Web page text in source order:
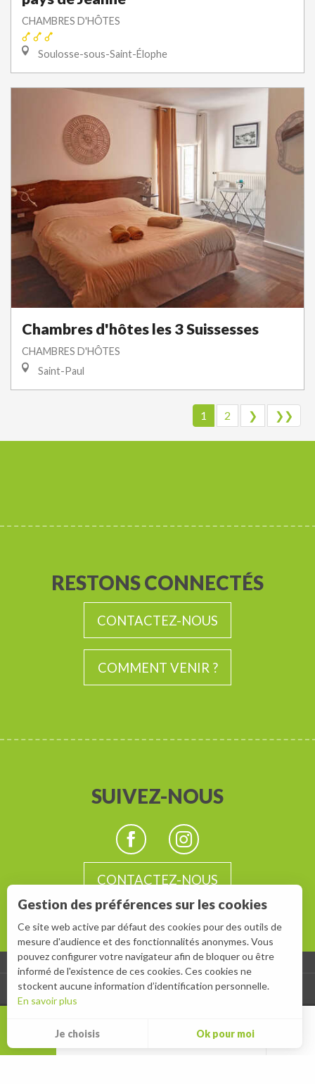
CHAMBRES D'HÔTES
Soulosse-sous-Saint-Élophe
Chambres d'hôtes les 3 Suissesses
CHAMBRES D'HÔTES
Saint-Paul
1 2 ❯ ❯❯
RESTONS CONNECTÉS
CONTACTEZ-NOUS
COMMENT VENIR ?
SUIVEZ-NOUS
CONTACTEZ-NOUS
ESPACE GROUPES - ESPACE PRESSE
Gestion des préférences sur les cookies
Ce site web active par défaut des cookies pour des outils de
mesure d'audience et des fonctionnalités anonymes. Vous
pouvez configurer votre navigateur afin de bloquer ou être
informé de l'existence de ces cookies. Ces cookies ne
stockent aucune information d’identification personnelle.
En savoir plus
Je choisis Ok pour moi